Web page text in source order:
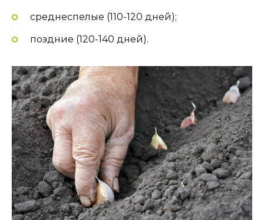
среднеспелые (110-120 дней);
поздние (120-140 дней).